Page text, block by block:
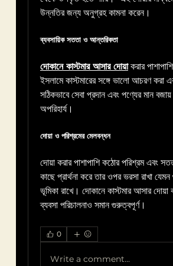
উন্নতির জন্য অনুগ্রহ কামনা করেন।
ব্যবসায়িক সততা ও আন্তরিকতা
দোকানে কাস্টমার আসার দোয়া করার
ইসলামে কাস্টমারের সঙ্গে ভালো আচরণ করা
সঠিকভাবে সেবা প্রদান এবং পণ্যের মান
অপরিহার্য।
দোয়া ও পরিশ্রমের মেলবন্ধন
দোয়া করার পাশাপাশি কঠোর পরিশ্রম এবং
কাছে প্রার্থনা করে তার ওপর ভরসা রাখা
ভূমিকা রাখে। দোকানে কাস্টমার আসার দোয়া
ব্যবসা পরিচালনাও সমান গুরুত্বপূর্ণ।
0
Write a comment...